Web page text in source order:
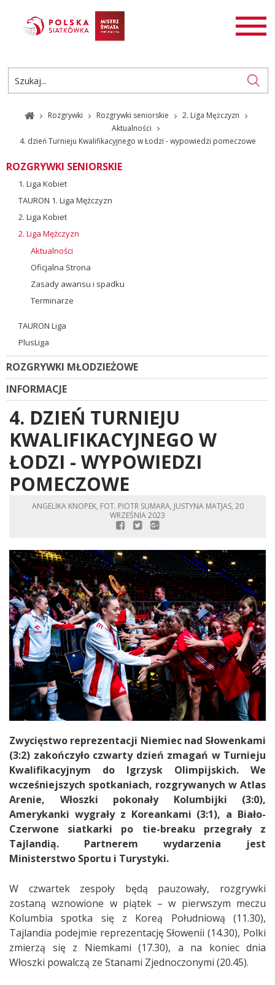
AKTUALNOŚCI
ROZGRYWKI
PL
EN
Rozgrywki Rozgrywki seniorskie
2. Liga Mężczyzn
Aktualności
4. dzień Turnieju Kwalifikacyjnego w Łodzi - wypowiedzi pomeczowe
ROZGRYWKI SENIORSKIE
1. Liga Kobiet
TAURON 1. Liga Mężczyzn
2. Liga Kobiet
2. Liga Mężczyzn
Aktualności
Oficjalna Strona
Zasady awansu i spadku
Terminarze
TAURON Liga
PlusLiga
ROZGRYWKI MŁODZIEŻOWE
INFORMACJE
4. DZIEŃ TURNIEJU
KWALIFIKACYJNEGO W
ŁODZI - WYPOWIEDZI
POMECZOWE
ANGELIKA KNOPEK, FOT. PIOTR SUMARA, JUSTYNA MATJAS, 20
WRZEŚNIA 2023
Zwycięstwo reprezentacji Niemiec nad Słowenkami
(3:2) zakończyło czwarty dzień zmagań w Turnieju
Kwalifikacyjnym do Igrzysk Olimpijskich. We
wcześniejszych spotkaniach, rozgrywanych w Atlas
Arenie, Włoszki pokonały Kolumbijki (3:0),
Amerykanki wygrały z Koreankami (3:1), a Biało-
Czerwone siatkarki po tie-breaku przegrały z
Tajlandią. Partnerem wydarzenia jest
Ministerstwo Sportu i Turystyki.
W czwartek zespoły będą pauzowały, rozgrywki
zostaną wznowione w piątek – w pierwszym meczu
Kolumbia spotka się z Koreą Południową (11.30),
Tajlandia podejmie reprezentację Słowenii (14.30), Polki
zmierzą się z Niemkami (17.30), a na koniec dnia
Włoszki powalczą ze Stanami Zjednoczonymi (20.45).